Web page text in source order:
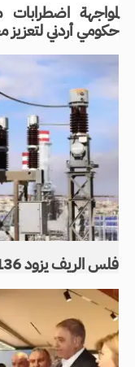
لمواجهة
حكومي أردني لتعزيز
فلس الريف يزود 136 موقعاً ومنزلاً بالكهرباء خلال تموز